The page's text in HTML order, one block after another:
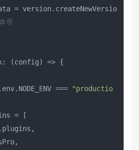
= version.createNewVersio
号
(config) => {
===
"productio
= [